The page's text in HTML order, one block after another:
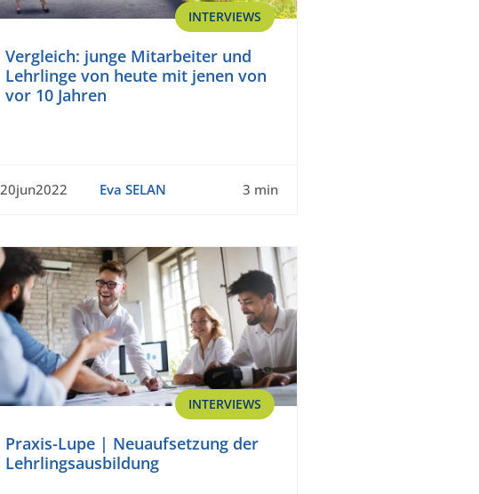
INTERVIEWS
Vergleich: junge Mitarbeiter und
Lehrlinge von heute mit jenen von
vor 10 Jahren
20jun2022 Eva SELAN 3 min
INTERVIEWS
Praxis-Lupe | Neuaufsetzung der
Lehrlingsausbildung